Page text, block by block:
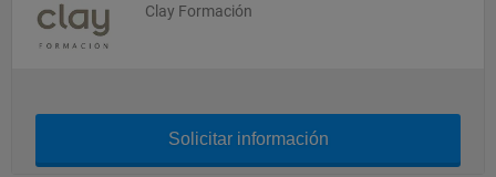
Clay Formación
Solicitar información